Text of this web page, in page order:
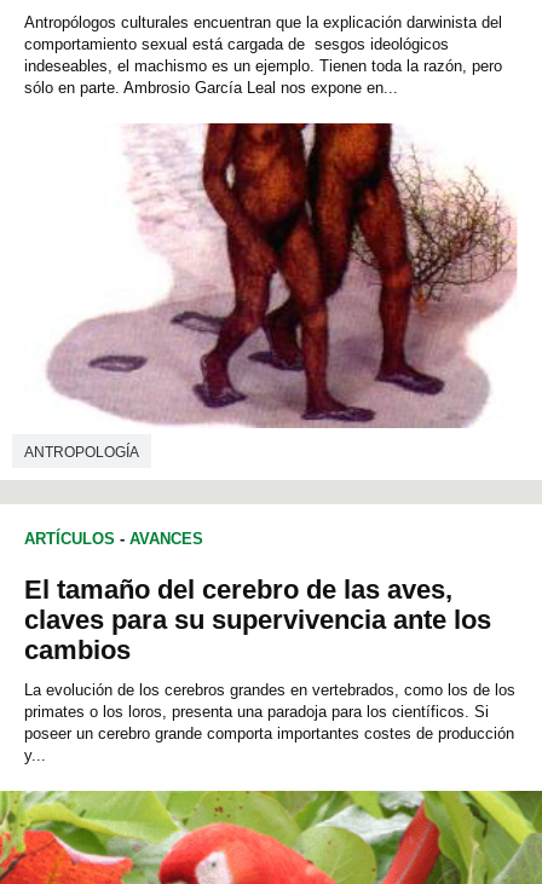
Antropólogos culturales encuentran que la explicación darwinista del
comportamiento sexual está cargada de sesgos ideológicos
indeseables, el machismo es un ejemplo. Tienen toda la razón, pero
sólo en parte. Ambrosio García Leal nos expone en...
ANTROPOLOGÍA
ARTÍCULOS - AVANCES
El tamaño del cerebro de las aves,
claves para su supervivencia ante los
cambios
La evolución de los cerebros grandes en vertebrados, como los de los
primates o los loros, presenta una paradoja para los científicos. Si
poseer un cerebro grande comporta importantes costes de producción
y...